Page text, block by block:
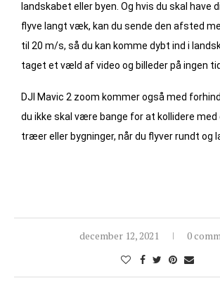
landskabet eller byen. Og hvis du skal have
flyve langt væk, kan du sende den afsted
til 20 m/s, så du kan komme dybt ind i
taget et væld af video og billeder på ingen
DJI Mavic 2 zoom kommer også med
du ikke skal være bange for at kollidere med
træer eller bygninger, når du flyver rundt og
december 12, 2021 0